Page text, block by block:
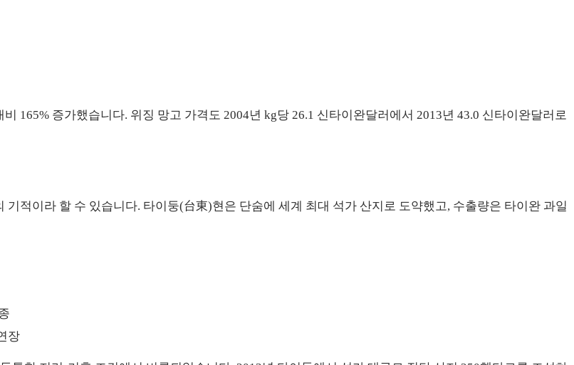
165% 증가했습니다. 위징 망고 가격도 2004년 kg당 26.1 신타이완달러에서 2013년 43.0 신타이완달러로
적이라 할 수 있습니다. 타이둥(台東)현은 단숨에 세계 최대 석가 산지로 도약했고, 수출량은 타이완 과일
장